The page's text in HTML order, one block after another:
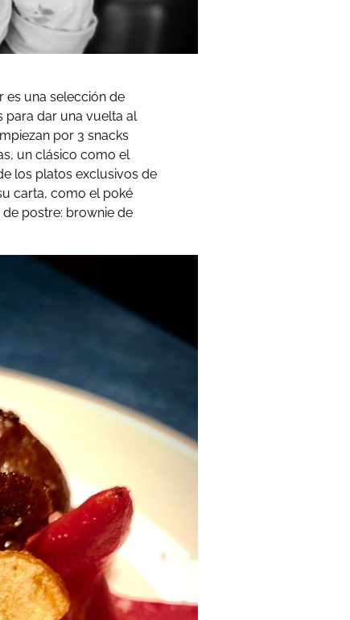
es una selección de
para dar una vuelta al
por 3 snacks
un clásico como el
los platos exclusivos de
carta, como el poké
postre: brownie de